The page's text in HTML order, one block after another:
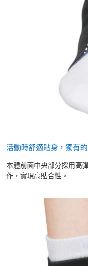
活動時舒適貼身，獨有
本體前面中央部分採用高
作，實現高貼合性。